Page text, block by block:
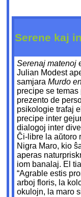
Serene kaj
Serenaj matenoj
Julian Modest
samjaraMurdo
precipe se
prezento de
psikologie trafaj
precipe inter
dialogoj inter
Ĉi-libre la aŭtoro
Nigra Maro, kio
aperas
iom banalaj. El
“Agrable estis
arboj floris, la
okulojn, la maro